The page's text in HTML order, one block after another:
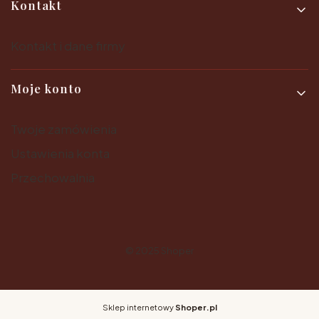
Kontakt
Moje konto
Sklep internetowy Shoper.pl